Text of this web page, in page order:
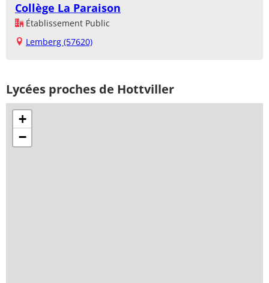
Collège La Paraison
Établissement Public
Lemberg (57620)
Lycées proches de Hottviller
+
−